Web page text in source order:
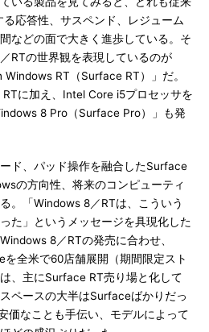
応答性、サスペンド、レジューム
などの面で大きく進歩している。そ
RTの世界観を表現しているのが
RT（Surface RT）」だ。
に加え、Intel Core i5プロセッサを
8 Pro（Surface Pro）」も発
ド、パッド操作を融合したSurface
の方向性、将来のコンピューティ
。「Windows 8／RTは、こういう
た」というメッセージを具現化した
8／RTの発売に合わせ、
全米で60店舗展開（期間限定スト
、主にSurface RT売り場と化して
ペースの大半はSurfaceばかりだっ
価なことも手伝い、モデルによって